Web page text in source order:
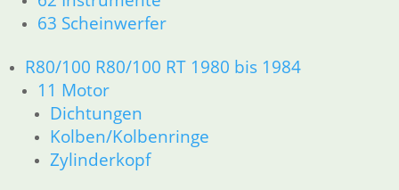
63 Scheinwerfer
R80/100 R80/100 RT 1980 bis 1984
11 Motor
Dichtungen
Kolben/Kolbenringe
Zylinderkopf